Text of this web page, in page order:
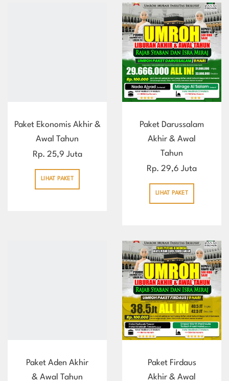
Paket Ekonomis Akhir &
Awal Tahun
Rp. 25,9 Juta
LIHAT PAKET
Paket Darussalam
Akhir & Awal
Tahun
Rp. 29,6 Juta
LIHAT PAKET
Paket Aden Akhir
& Awal Tahun
Paket Firdaus
Akhir & Awal